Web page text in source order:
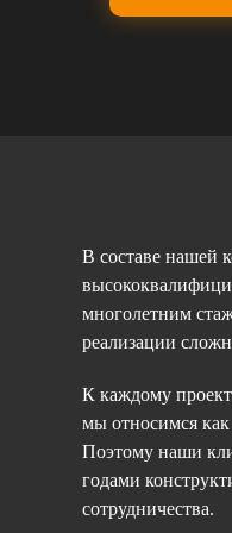
В составе нашей
многолетним
реализации
К каждому
мы относимся
Поэтому наши
годами
сотрудничества.